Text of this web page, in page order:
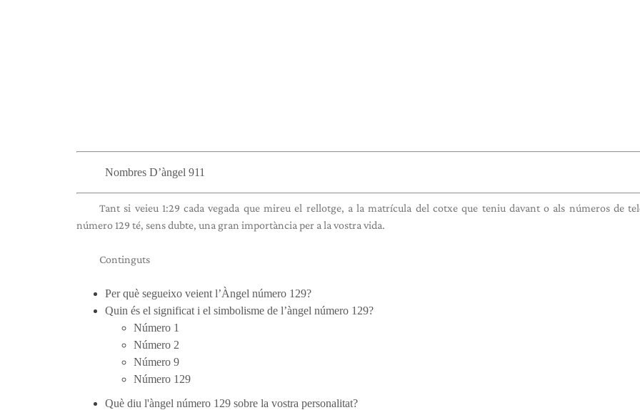
Nombres D’àngel 911
Tant si veieu 1:29 cada vegada que mireu el rellotge, a la matrícula del cotxe que teniu davant o als números de
número 129 té, sens dubte, una gran importància per a la vostra vida.
Continguts
Per què segueixo veient l’Àngel número 129?
Quin és el significat i el simbolisme de l’àngel número 129?
Número 1
Número 2
Número 9
Número 129
Què diu l'àngel número 129 sobre la vostra personalitat?